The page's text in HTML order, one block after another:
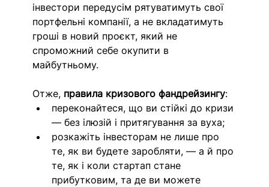
інвестори передусім рятуватимуть свої
портфельні компанії, а не вкладатимуть
гроші в новий проєкт, який не
спроможний себе окупити в
майбутньому.
Отже, правила кризового фандрейзингу:
переконайтеся, що ви стійкі до кризи
— без ілюзій і притягування за вуха;
розкажіть інвесторам не лише про
те, як ви будете заробляти, — а й про
те, як і коли стартап стане
прибутковим, та де ви можете